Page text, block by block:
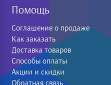
Помощь
Соглашение о продаже
Как заказать
Доставка товаров
Способы оплаты
Акции и скидки